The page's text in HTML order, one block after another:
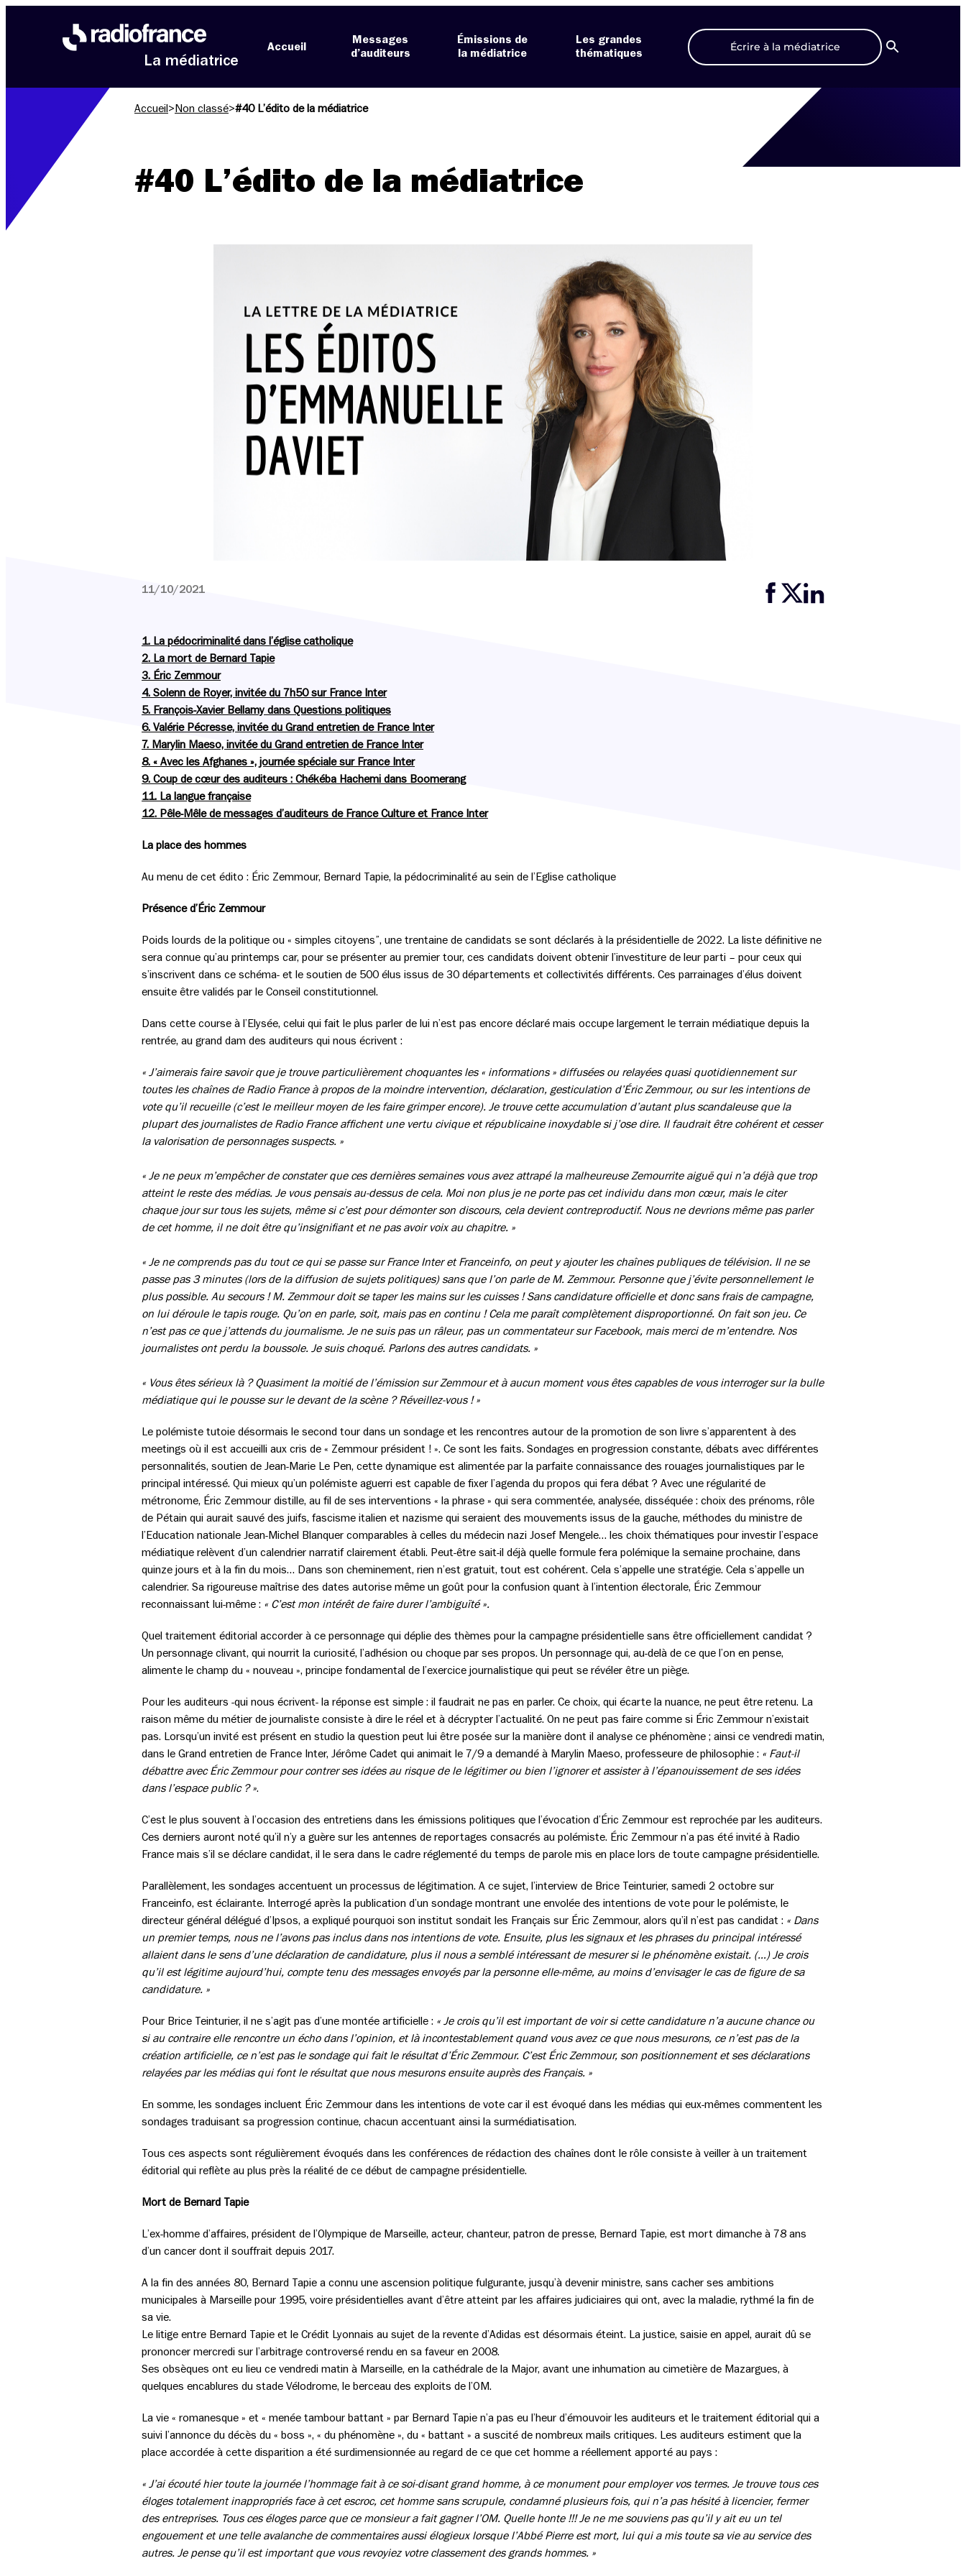
La médiatrice
Accueil
Messages
d’auditeurs
Émissions de
la médiatrice
Les grandes
thématiques
Écrire à la médiatrice
Recherche
Accueil > Non classé>#40 L’édito de la médiatrice
#40 L’édito de la médiatrice
11/10/2021
1. La pédocriminalité dans l’église catholique
2. La mort de Bernard Tapie
3. Éric Zemmour
4​​​. Solenn de Royer, invitée du 7h50 sur France Inter
5. François-Xavier Bellamy dans Questions politiques
6. Valérie Pécresse, invitée du Grand entretien de France Inter
7. Marylin Maeso, invitée du Grand entretien de France Inter
​​​​​​​8. « Avec les Afghanes », journée spéciale sur France Inter
9. Coup de cœur des auditeurs : Chékéba Hachemi dans Boomerang
11. La langue française
12. Pêle-Mêle de messages d’auditeurs de France Culture et France Inter
La place des hommes
Au menu de cet édito : Éric Zemmour, Bernard Tapie, la pédocriminalité au sein de l’Eglise catholique
Présence d’Éric Zemmour
Poids lourds de la politique ou « simples citoyens”, une trentaine de candidats se sont déclarés à la présidentielle de 2022. La liste définitive ne
sera connue qu’au printemps car, pour se présenter au premier tour, ces candidats doivent obtenir l’investiture de leur parti – pour ceux qui
s’inscrivent dans ce schéma- et le soutien de 500 élus issus de 30 départements et collectivités différents. Ces parrainages d’élus doivent
ensuite être validés par le Conseil constitutionnel.
Dans cette course à l’Elysée, celui qui fait le plus parler de lui n’est pas encore déclaré mais occupe largement le terrain médiatique depuis la
rentrée, au grand dam des auditeurs qui nous écrivent :
« J’aimerais faire savoir que je trouve particulièrement choquantes les « informations » diffusées ou relayées quasi quotidiennement sur
toutes les chaînes de Radio France à propos de la moindre intervention, déclaration, gesticulation d’Éric Zemmour, ou sur les intentions de
vote qu’il recueille (c’est le meilleur moyen de les faire grimper encore). Je trouve cette accumulation d’autant plus scandaleuse que la
plupart des journalistes de Radio France affichent une vertu civique et républicaine inoxydable si j’ose dire. Il faudrait être cohérent et cesser
la valorisation de personnages suspects. »
« Je ne peux m’empêcher de constater que ces dernières semaines vous avez attrapé la malheureuse Zemourrite aiguë qui n’a déjà que trop
atteint le reste des médias. Je vous pensais au-dessus de cela. Moi non plus je ne porte pas cet individu dans mon cœur, mais le citer
chaque jour sur tous les sujets, même si c’est pour démonter son discours, cela devient contreproductif. Nous ne devrions même pas parler
de cet homme, il ne doit être qu’insignifiant et ne pas avoir voix au chapitre. »
« Je ne comprends pas du tout ce qui se passe sur France Inter et Franceinfo, on peut y ajouter les chaînes publiques de télévision. Il ne se
passe pas 3 minutes (lors de la diffusion de sujets politiques) sans que l’on parle de M. Zemmour. Personne que j’évite personnellement le
plus possible. Au secours ! M. Zemmour doit se taper les mains sur les cuisses ! Sans candidature officielle et donc sans frais de campagne,
on lui déroule le tapis rouge. Qu’on en parle, soit, mais pas en continu ! Cela me paraît complètement disproportionné. On fait son jeu. Ce
n’est pas ce que j’attends du journalisme. Je ne suis pas un râleur, pas un commentateur sur Facebook, mais merci de m’entendre. Nos
journalistes ont perdu la boussole. Je suis choqué. Parlons des autres candidats. »
« Vous êtes sérieux là ? Quasiment la moitié de l’émission sur Zemmour et à aucun moment vous êtes capables de vous interroger sur la bulle
médiatique qui le pousse sur le devant de la scène ? Réveillez-vous ! »
Le polémiste tutoie désormais le second tour dans un sondage et les rencontres autour de la promotion de son livre s’apparentent à des
meetings où il est accueilli aux cris de « Zemmour président ! ». Ce sont les faits. Sondages en progression constante, débats avec différentes
personnalités, soutien de Jean-Marie Le Pen, cette dynamique est alimentée par la parfaite connaissance des rouages journalistiques par le
principal intéressé. Qui mieux qu’un polémiste aguerri est capable de fixer l’agenda du propos qui fera débat ? Avec une régularité de
métronome, Éric Zemmour distille, au fil de ses interventions « la phrase » qui sera commentée, analysée, disséquée : choix des prénoms, rôle
de Pétain qui aurait sauvé des juifs, fascisme italien et nazisme qui seraient des mouvements issus de la gauche, méthodes du ministre de
l’Education nationale Jean-Michel Blanquer comparables à celles du médecin nazi Josef Mengele… les choix thématiques pour investir l’espace
médiatique relèvent d’un calendrier narratif clairement établi. Peut-être sait-il déjà quelle formule fera polémique la semaine prochaine, dans
quinze jours et à la fin du mois… Dans son cheminement, rien n’est gratuit, tout est cohérent. Cela s’appelle une stratégie. Cela s’appelle un
calendrier. Sa rigoureuse maîtrise des dates autorise même un goût pour la confusion quant à l’intention électorale, Éric Zemmour
reconnaissant lui-même : « C’est mon intérêt de faire durer l’ambiguïté ».
Quel traitement éditorial accorder à ce personnage qui déplie des thèmes pour la campagne présidentielle sans être officiellement candidat ?
Un personnage clivant, qui nourrit la curiosité, l’adhésion ou choque par ses propos. Un personnage qui, au-delà de ce que l’on en pense,
alimente le champ du « nouveau », principe fondamental de l’exercice journalistique qui peut se révéler être un piège.
Pour les auditeurs -qui nous écrivent- la réponse est simple : il faudrait ne pas en parler. Ce choix, qui écarte la nuance, ne peut être retenu. La
raison même du métier de journaliste consiste à dire le réel et à décrypter l’actualité. On ne peut pas faire comme si Éric Zemmour n’existait
pas. Lorsqu’un invité est présent en studio la question peut lui être posée sur la manière dont il analyse ce phénomène ; ainsi ce vendredi matin,
dans le Grand entretien de France Inter, Jérôme Cadet qui animait le 7/9 a demandé à Marylin Maeso, professeure de philosophie : « Faut-il
débattre avec Éric Zemmour pour contrer ses idées au risque de le légitimer ou bien l’ignorer et assister à l’épanouissement de ses idées
dans l’espace public ? ».
C’est le plus souvent à l’occasion des entretiens dans les émissions politiques que l’évocation d’Éric Zemmour est reprochée par les auditeurs.
Ces derniers auront noté qu’il n’y a guère sur les antennes de reportages consacrés au polémiste. Éric Zemmour n’a pas été invité à Radio
France mais s’il se déclare candidat, il le sera dans le cadre réglementé du temps de parole mis en place lors de toute campagne présidentielle.
Parallèlement, les sondages accentuent un processus de légitimation. A ce sujet, l’interview de Brice Teinturier, samedi 2 octobre sur
Franceinfo, est éclairante. Interrogé après la publication d’un sondage montrant une envolée des intentions de vote pour le polémiste, le
directeur général délégué d’Ipsos, a expliqué pourquoi son institut sondait les Français sur Éric Zemmour, alors qu’il n’est pas candidat : « Dans
un premier temps, nous ne l’avons pas inclus dans nos intentions de vote. Ensuite, plus les signaux et les phrases du principal intéressé
allaient dans le sens d’une déclaration de candidature, plus il nous a semblé intéressant de mesurer si le phénomène existait. (…) Je crois
qu’il est légitime aujourd’hui, compte tenu des messages envoyés par la personne elle-même, au moins d’envisager le cas de figure de sa
candidature. »
Pour Brice Teinturier, il ne s’agit pas d’une montée artificielle : « Je crois qu’il est important de voir si cette candidature n’a aucune chance ou
si au contraire elle rencontre un écho dans l’opinion, et là incontestablement quand vous avez ce que nous mesurons, ce n’est pas de la
création artificielle, ce n’est pas le sondage qui fait le résultat d’Éric Zemmour. C’est Éric Zemmour, son positionnement et ses déclarations
relayées par les médias qui font le résultat que nous mesurons ensuite auprès des Français. »
En somme, les sondages incluent Éric Zemmour dans les intentions de vote car il est évoqué dans les médias qui eux-mêmes commentent les
sondages traduisant sa progression continue, chacun accentuant ainsi la surmédiatisation.
Tous ces aspects sont régulièrement évoqués dans les conférences de rédaction des chaînes dont le rôle consiste à veiller à un traitement
éditorial qui reflète au plus près la réalité de ce début de campagne présidentielle.
Mort de Bernard Tapie
L’ex-homme d’affaires, président de l’Olympique de Marseille, acteur, chanteur, patron de presse, Bernard Tapie, est mort dimanche à 78 ans
d’un cancer dont il souffrait depuis 2017.
A la fin des années 80, Bernard Tapie a connu une ascension politique fulgurante, jusqu’à devenir ministre, sans cacher ses ambitions
municipales à Marseille pour 1995, voire présidentielles avant d’être atteint par les affaires judiciaires qui ont, avec la maladie, rythmé la fin de
sa vie.
Le litige entre Bernard Tapie et le Crédit Lyonnais au sujet de la revente d’Adidas est désormais éteint. La justice, saisie en appel, aurait dû se
prononcer mercredi sur l’arbitrage controversé rendu en sa faveur en 2008.
Ses obsèques ont eu lieu ce vendredi matin à Marseille, en la cathédrale de la Major, avant une inhumation au cimetière de Mazargues, à
quelques encablures du stade Vélodrome, le berceau des exploits de l’OM.
La vie « romanesque » et « menée tambour battant » par Bernard Tapie n’a pas eu l’heur d’émouvoir les auditeurs et le traitement éditorial qui a
suivi l’annonce du décès du « boss », « du phénomène », du « battant » a suscité de nombreux mails critiques. Les auditeurs estiment que la
place accordée à cette disparition a été surdimensionnée au regard de ce que cet homme a réellement apporté au pays :
« J’ai écouté hier toute la journée l’hommage fait à ce soi-disant grand homme, à ce monument pour employer vos termes. Je trouve tous ces
éloges totalement inappropriés face à cet escroc, cet homme sans scrupule, condamné plusieurs fois, qui n’a pas hésité à licencier, fermer
des entreprises. Tous ces éloges parce que ce monsieur a fait gagner l’OM. Quelle honte !!! Je ne me souviens pas qu’il y ait eu un tel
engouement et une telle avalanche de commentaires aussi élogieux lorsque l’Abbé Pierre est mort, lui qui a mis toute sa vie au service des
autres. Je pense qu’il est important que vous revoyiez votre classement des grands hommes. »